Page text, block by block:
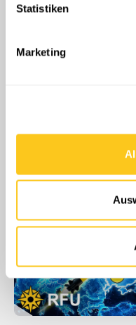
Ihr Gerät durch
Erfahren Sie mehr
verarbeitet werden,
Wir verwenden
analysieren. Außerdem
Verwendung unserer
Partner führen diese
weiteren Daten
haben oder die sie im
Statistiken
Marketing